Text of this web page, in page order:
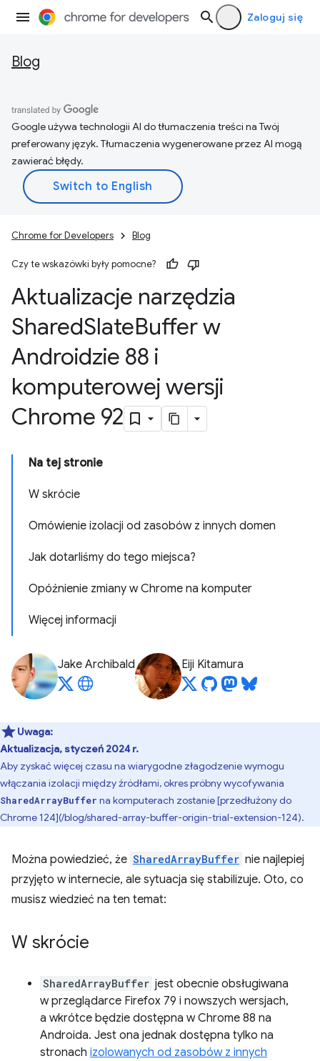
Zaloguj się
Blog
Google używa technologii AI do tłumaczenia treści na Twój
preferowany język. Tłumaczenia wygenerowane przez AI mogą
zawierać błędy.
Chrome for Developers Blog
Czy te wskazówki były pomocne?
Aktualizacje narzędzia
SharedSlateBuffer w
Androidzie 88 i
komputerowej wersji
Chrome 92
Na tej stronie
W skrócie
Omówienie izolacji od zasobów z innych domen
Jak dotarliśmy do tego miejsca?
Opóźnienie zmiany w Chrome na komputer
Więcej informacji
Jake Archibald Eiji Kitamura
Uwaga:
Aktualizacja, styczeń 2024 r.
Aby zyskać więcej czasu na wiarygodne złagodzenie wymogu
włączania izolacji między źródłami, okres próbny wycofywania
SharedArrayBuffer na komputerach zostanie [przedłużony do
Chrome 124](/blog/shared-array-buffer-origin-trial-extension-124).
Można powiedzieć, że SharedArrayBuffer nie najlepiej
przyjęto w internecie, ale sytuacja się stabilizuje. Oto, co
musisz wiedzieć na ten temat:
W skrócie
SharedArrayBuffer jest obecnie obsługiwana
w przeglądarce Firefox 79 i nowszych wersjach,
a wkrótce będzie dostępna w Chrome 88 na
Androida. Jest ona jednak dostępna tylko na
stronach izolowanych od zasobów z innych